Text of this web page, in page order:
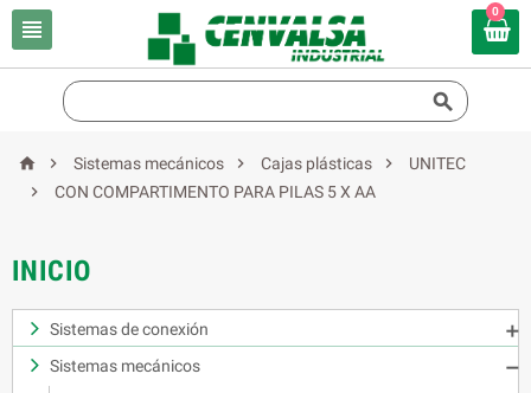

0

  Sistemas mecánicos  Cajas plásticas 
UNITEC

CON COMPARTIMENTO PARA PILAS 5 X AA
INICIO
Sistemas de conexión

Sistemas mecánicos
